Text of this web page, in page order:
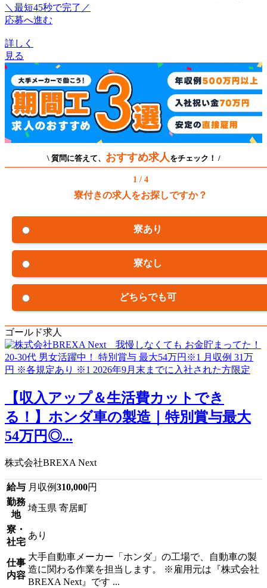
＼最短45秒で完了／
応募へ進む
詳しく
見る
\ 質問に答えて、 おすすめ求人 をチェック！ /
1 / 4
寮付きの求人をお探しですか？
寮あり
寮なし
どちらでも可
ゴールド求人
【収入アップ＆生活費カットでき
る！】ホンダ車の製造｜特別賞与最大
54万円◎...
株式会社BREXA Next
給与 月収例310,000円
勤務
地
埼玉県 寄居町
寮・
社宅
あり
仕事
内容
大手自動車メーカー「ホンダ」の工場で、自動車の製
造に関わる作業を担当します。 ※雇用元は『株式会社
BREXA Next』です ...